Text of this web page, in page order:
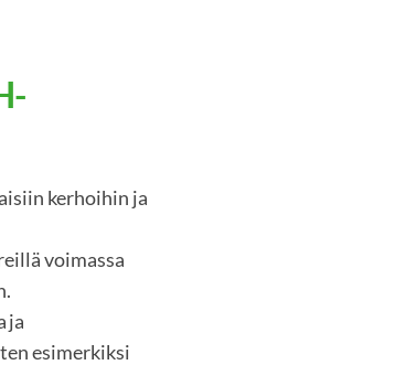
kerhoihin ja
voimassa
ja
esimerkiksi